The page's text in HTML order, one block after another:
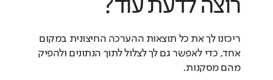
רוצה לדעת עוד?
ריכזנו לך את כל תוצאות ההערכה החיצונית במקום
אחד, כדי לאפשר גם לך לצלול לתוך הנתונים ולהפיק
מהם מסקנות.